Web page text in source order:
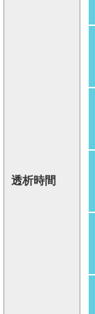
透析時間